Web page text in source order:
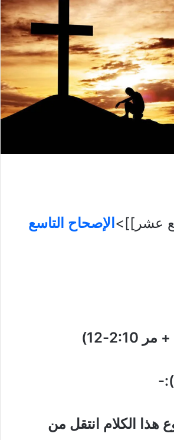
عشر]]> الإصحاح التاسع
هذا الكلام انتقل من